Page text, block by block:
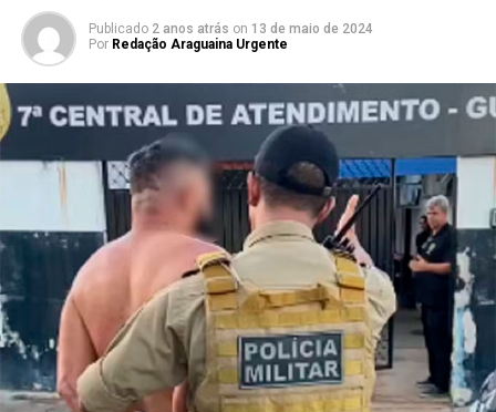
Publicado 2 anos atrás on 13 de maio de 2024
Por Redação Araguaina Urgente